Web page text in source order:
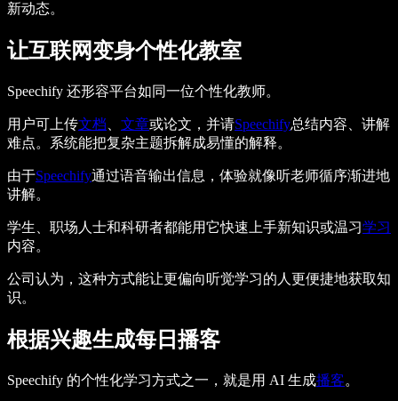
新动态。
让互联网变身个性化教室
Speechify 还形容平台如同一位个性化教师。
用户可上传文档 文章或论文，并请Speechify总结内容、讲解
难点。系统能把复杂主题拆解成易懂的解释。
由于Speechify通过语音输出信息，体验就像听老师循序渐进地
讲解。
学生、职场人士和科研者都能用它快速上手新知识或温习学习
内容。
公司认为，这种方式能让更偏向听觉学习的人更便捷地获取知
识。
根据兴趣生成每日播客
Speechify 的个性化学习方式之一，就是用 AI 生成播客。